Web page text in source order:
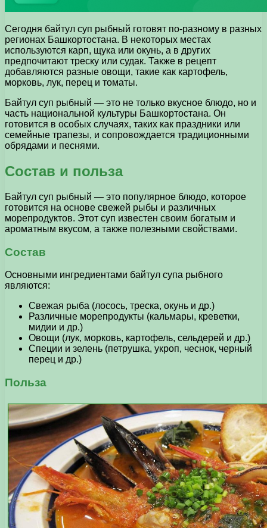
Сегодня байтул суп рыбный готовят по-разному в разных
регионах Башкортостана. В некоторых местах
используются карп, щука или окунь, а в других
предпочитают треску или судак. Также в рецепт
добавляются разные овощи, такие как картофель,
морковь, лук, перец и томаты.
Байтул суп рыбный — это не только вкусное блюдо, но и
часть национальной культуры Башкортостана. Он
готовится в особых случаях, таких как праздники или
семейные трапезы, и сопровождается традиционными
обрядами и песнями.
Состав и польза
Байтул суп рыбный — это популярное блюдо, которое
готовится на основе свежей рыбы и различных
морепродуктов. Этот суп известен своим богатым и
ароматным вкусом, а также полезными свойствами.
Состав
Основными ингредиентами байтул супа рыбного
являются:
Свежая рыба (лосось, треска, окунь и др.)
Различные морепродукты (кальмары, креветки,
мидии и др.)
Овощи (лук, морковь, картофель, сельдерей и др.)
Специи и зелень (петрушка, укроп, чеснок, черный
перец и др.)
Польза